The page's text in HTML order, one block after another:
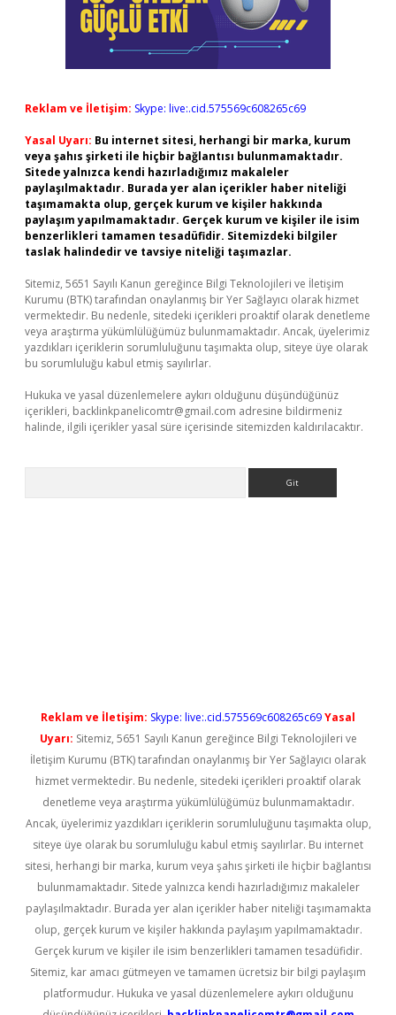
Reklam ve İletişim: Skype: live:.cid.575569c608265c69
Yasal Uyarı: Bu internet sitesi, herhangi bir marka, kurum
veya şahıs şirketi ile hiçbir bağlantısı bulunmamaktadır.
Sitede yalnızca kendi hazırladığımız makaleler
paylaşılmaktadır. Burada yer alan içerikler haber niteliği
taşımamakta olup, gerçek kurum ve kişiler hakkında
paylaşım yapılmamaktadır. Gerçek kurum ve kişiler ile isim
benzerlikleri tamamen tesadüfidir. Sitemizdeki bilgiler
taslak halindedir ve tavsiye niteliği taşımazlar.
Sitemiz, 5651 Sayılı Kanun gereğince Bilgi Teknolojileri ve İletişim
Kurumu (BTK) tarafından onaylanmış bir Yer Sağlayıcı olarak hizmet
vermektedir. Bu nedenle, sitedeki içerikleri proaktif olarak denetleme
veya araştırma yükümlülüğümüz bulunmamaktadır. Ancak, üyelerimiz
yazdıkları içeriklerin sorumluluğunu taşımakta olup, siteye üye olarak
bu sorumluluğu kabul etmiş sayılırlar.
Hukuka ve yasal düzenlemelere aykırı olduğunu düşündüğünüz
içerikleri, backlinkpanelicomtr@gmail.com adresine bildirmeniz
halinde, ilgili içerikler yasal süre içerisinde sitemizden kaldırılacaktır.
Reklam ve İletişim: Skype: live:.cid.575569c608265c69Yasal
Uyarı: Sitemiz, 5651 Sayılı Kanun gereğince Bilgi Teknolojileri ve
İletişim Kurumu (BTK) tarafından onaylanmış bir Yer Sağlayıcı olarak
hizmet vermektedir. Bu nedenle, sitedeki içerikleri proaktif olarak
denetleme veya araştırma yükümlülüğümüz bulunmamaktadır.
Ancak, üyelerimiz yazdıkları içeriklerin sorumluluğunu taşımakta olup,
siteye üye olarak bu sorumluluğu kabul etmiş sayılırlar. Bu internet
sitesi, herhangi bir marka, kurum veya şahıs şirketi ile hiçbir bağlantısı
bulunmamaktadır. Sitede yalnızca kendi hazırladığımız makaleler
paylaşılmaktadır. Burada yer alan içerikler haber niteliği taşımamakta
olup, gerçek kurum ve kişiler hakkında paylaşım yapılmamaktadır.
Gerçek kurum ve kişiler ile isim benzerlikleri tamamen tesadüfidir.
Sitemiz, kar amacı gütmeyen ve tamamen ücretsiz bir bilgi paylaşım
platformudur. Hukuka ve yasal düzenlemelere aykırı olduğunu